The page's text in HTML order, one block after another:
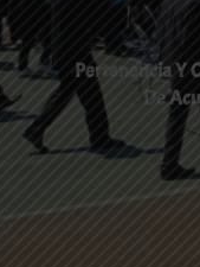
Pertenencia Y
De